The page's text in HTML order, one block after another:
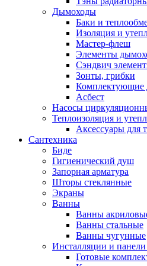
Дымоходы
Баки и
Изоляция и
Мастер-флеш
Элементы
Сэндвич
Зонты, грибки
Комплектующие
Асбест
Насосы
Теплоизоляция и
Аксессуары для
Сантехника
Биде
Гигиенический душ
Запорная арматура
Шторы стеклянные
Экраны
Ванны
Ванны
Ванны стальные
Ванны чугунные
Инсталляции и
Готовые